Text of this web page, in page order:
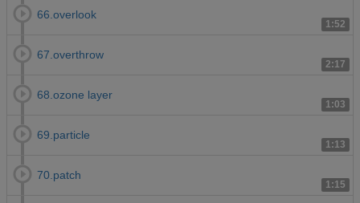
1:52
66.overlook
2:17
67.overthrow
1:03
68.ozone layer
1:13
69.particle
1:15
70.patch